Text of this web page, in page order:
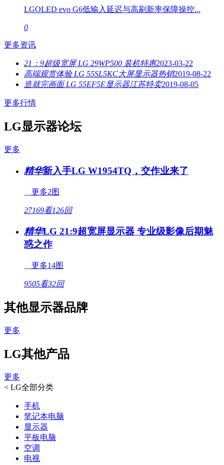
LGOLED evo G6低输入延迟与高刷新率保障操控...
0
更多资讯
21：9超级宽屏 LG 29WP500 装机特惠2023-03-22
高端观赏体验 LG 55SL5KC大屏显示器热销2019-08-22
造就完画面 LG 55EF5E显示器江苏特卖2019-08-05
更多行情
LG显示器论坛
更多
精华新入手LG W1954TQ，交作业来了
更多2图
27169看126回
精华LG 21:9超宽屏显示器 专业级影像后期魅
惑之作
更多14图
9505看32回
其他显示器品牌
更多
LG其他产品
更多
< LG全部分类
手机
笔记本电脑
显示器
平板电脑
空调
电视